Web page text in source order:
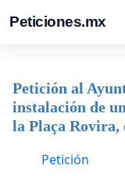
Peticiones.mx
Petición al
instalación de
la Plaça Rovira,
Petición